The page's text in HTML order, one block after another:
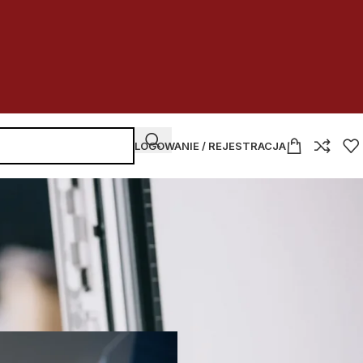
LOGOWANIE / REJESTRACJA